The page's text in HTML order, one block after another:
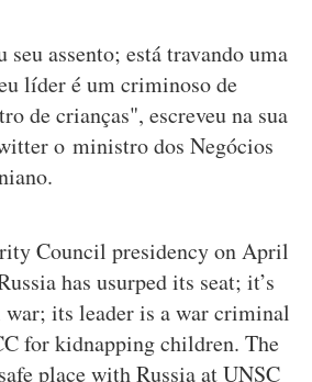
seu assento; está travando uma
líder é um criminoso de
de crianças", escreveu na sua
o ministro dos Negócios
Council presidency on April
has usurped its seat; it’s
its leader is a war criminal
for kidnapping children. The
place with Russia at UNSC